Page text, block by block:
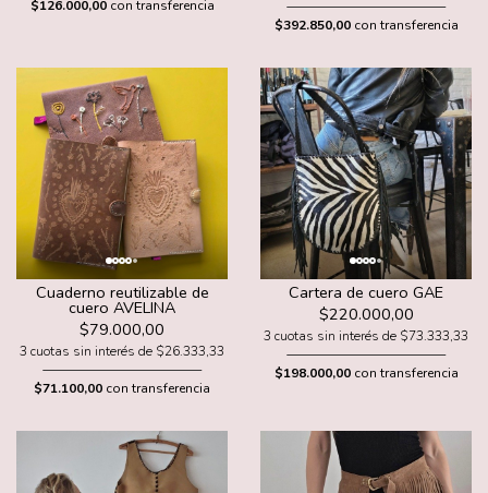
$126.000,00con transferencia
$392.850,00con transferencia
Cuaderno reutilizable de
cuero AVELINA
$79.000,00
3 cuotas sin interés de $26.333,33
$71.100,00 con transferencia
Cartera de cuero GAE
$220.000,00
3 cuotas sin interés de $73.333,33
$198.000,00con transferencia